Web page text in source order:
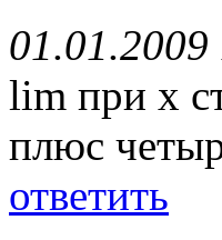
lim при x
плюс
ответить